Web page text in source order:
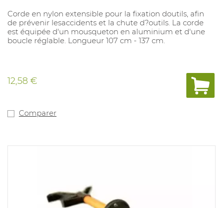
Corde en nylon extensible pour la fixation doutils, afin
de prévenir lesaccidents et la chute d?outils. La corde
est équipée d'un mousqueton en aluminium et d'une
boucle réglable. Longueur 107 cm - 137 cm.
12,58 €
Comparer